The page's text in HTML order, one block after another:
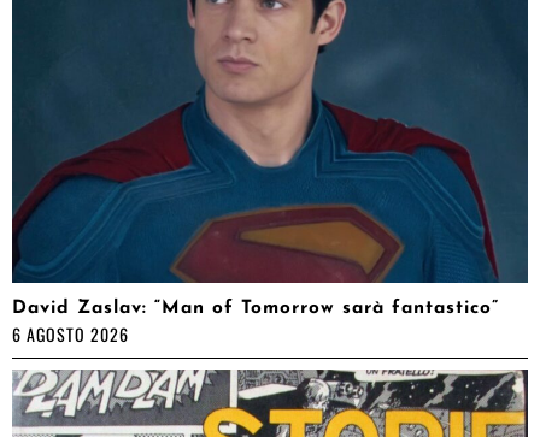
David Zaslav: “Man of Tomorrow sarà fantastico”
6 AGOSTO 2026